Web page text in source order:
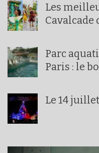
Les
Cavalcade
Parc
Paris : le
Le 14